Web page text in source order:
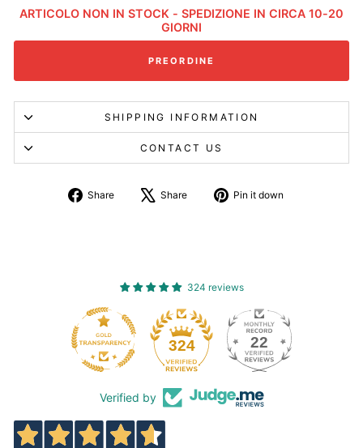
ARTICOLO NON IN STOCK - SPEDIZIONE IN CIRCA 10-20
GIORNI
PREORDINE
SHIPPING INFORMATION
CONTACT US
Share
Share
Share
Tweet
about
Pin it down
324 reviews
324 22
Verified by